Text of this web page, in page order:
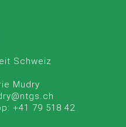
Schweiz
Mudry
+41 79 518 42